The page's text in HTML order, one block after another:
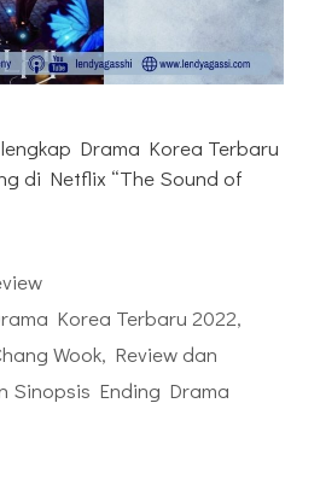
Drama Korea Terbaru
di Netflix “The Sound of
Korea Terbaru 2022,
Wook, Review dan
Sinopsis Ending Drama